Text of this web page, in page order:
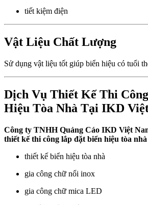
tiết kiệm điện
Vật Liệu Chất Lượng
Sử dụng vật liệu tốt giúp biển hiệu có tuổi
Dịch Vụ Thiết Kế Thi
Hiệu Tòa Nhà Tại IKD
Công ty TNHH Quảng Cáo IKD Việt
thiết kế thi công lắp đặt biển hiệu tòa
thiết kế biển hiệu tòa nhà
gia công chữ nổi inox
gia công chữ mica LED